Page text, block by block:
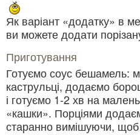
Як варіант «додатку» в
ви можете додати
Приготування
Готуємо соус бешамель:
каструльці, додаємо
і готуємо 1-2 хв на
«кашки». Порціями
старанно вимішуючи, щоб